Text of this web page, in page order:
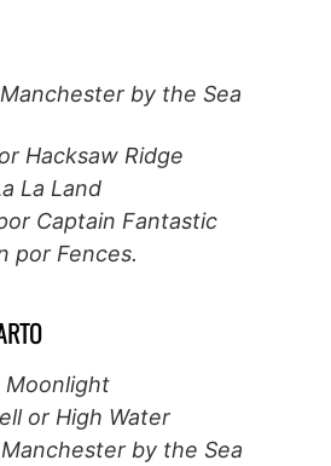
by the Sea
Hacksaw Ridge
La Land
Captain Fantastic
por Fences.
Moonlight
or High Water
by the Sea